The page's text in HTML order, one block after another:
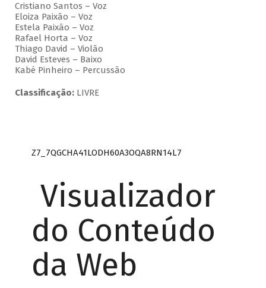
Cristiano Santos – Voz
Eloiza Paixão – Voz
Estela Paixão – Voz
Rafael Horta – Voz
Thiago David – Violão
David Esteves – Baixo
Kabé Pinheiro – Percussão
Classificação:LIVRE
Z7_7QGCHA41LODH60A3OQA8RN14L7
Visualizador
do Conteúdo
da Web